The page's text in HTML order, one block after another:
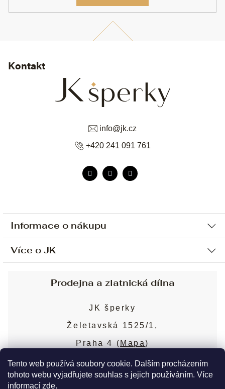
Tento web používá soubory cookie. Dalším procházením
tohoto webu vyjadřujete souhlas s jejich používáním. Více
informací zde.
Informace o nákupu
Ochrana osobních údajů
Sjednání osobní schůzky
Obchodní podmínky
Puncovní značky
Více o JK
Blog
Nejčastější dotazy
Kontakt
info@jk.cz
+420 241 091 761
Prodejna a zlatnická dílna
JK šperky
Želetavská 1525/1,
Praha 4 (Mapa)
Více o prodejně